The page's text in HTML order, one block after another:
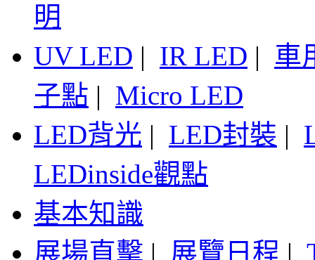
明
UV LED | IR LED | 車
子點 | Micro LED
LED背光 | LED封裝 |
LEDinside觀點
基本知識
展場直擊 | 展覽日程 |